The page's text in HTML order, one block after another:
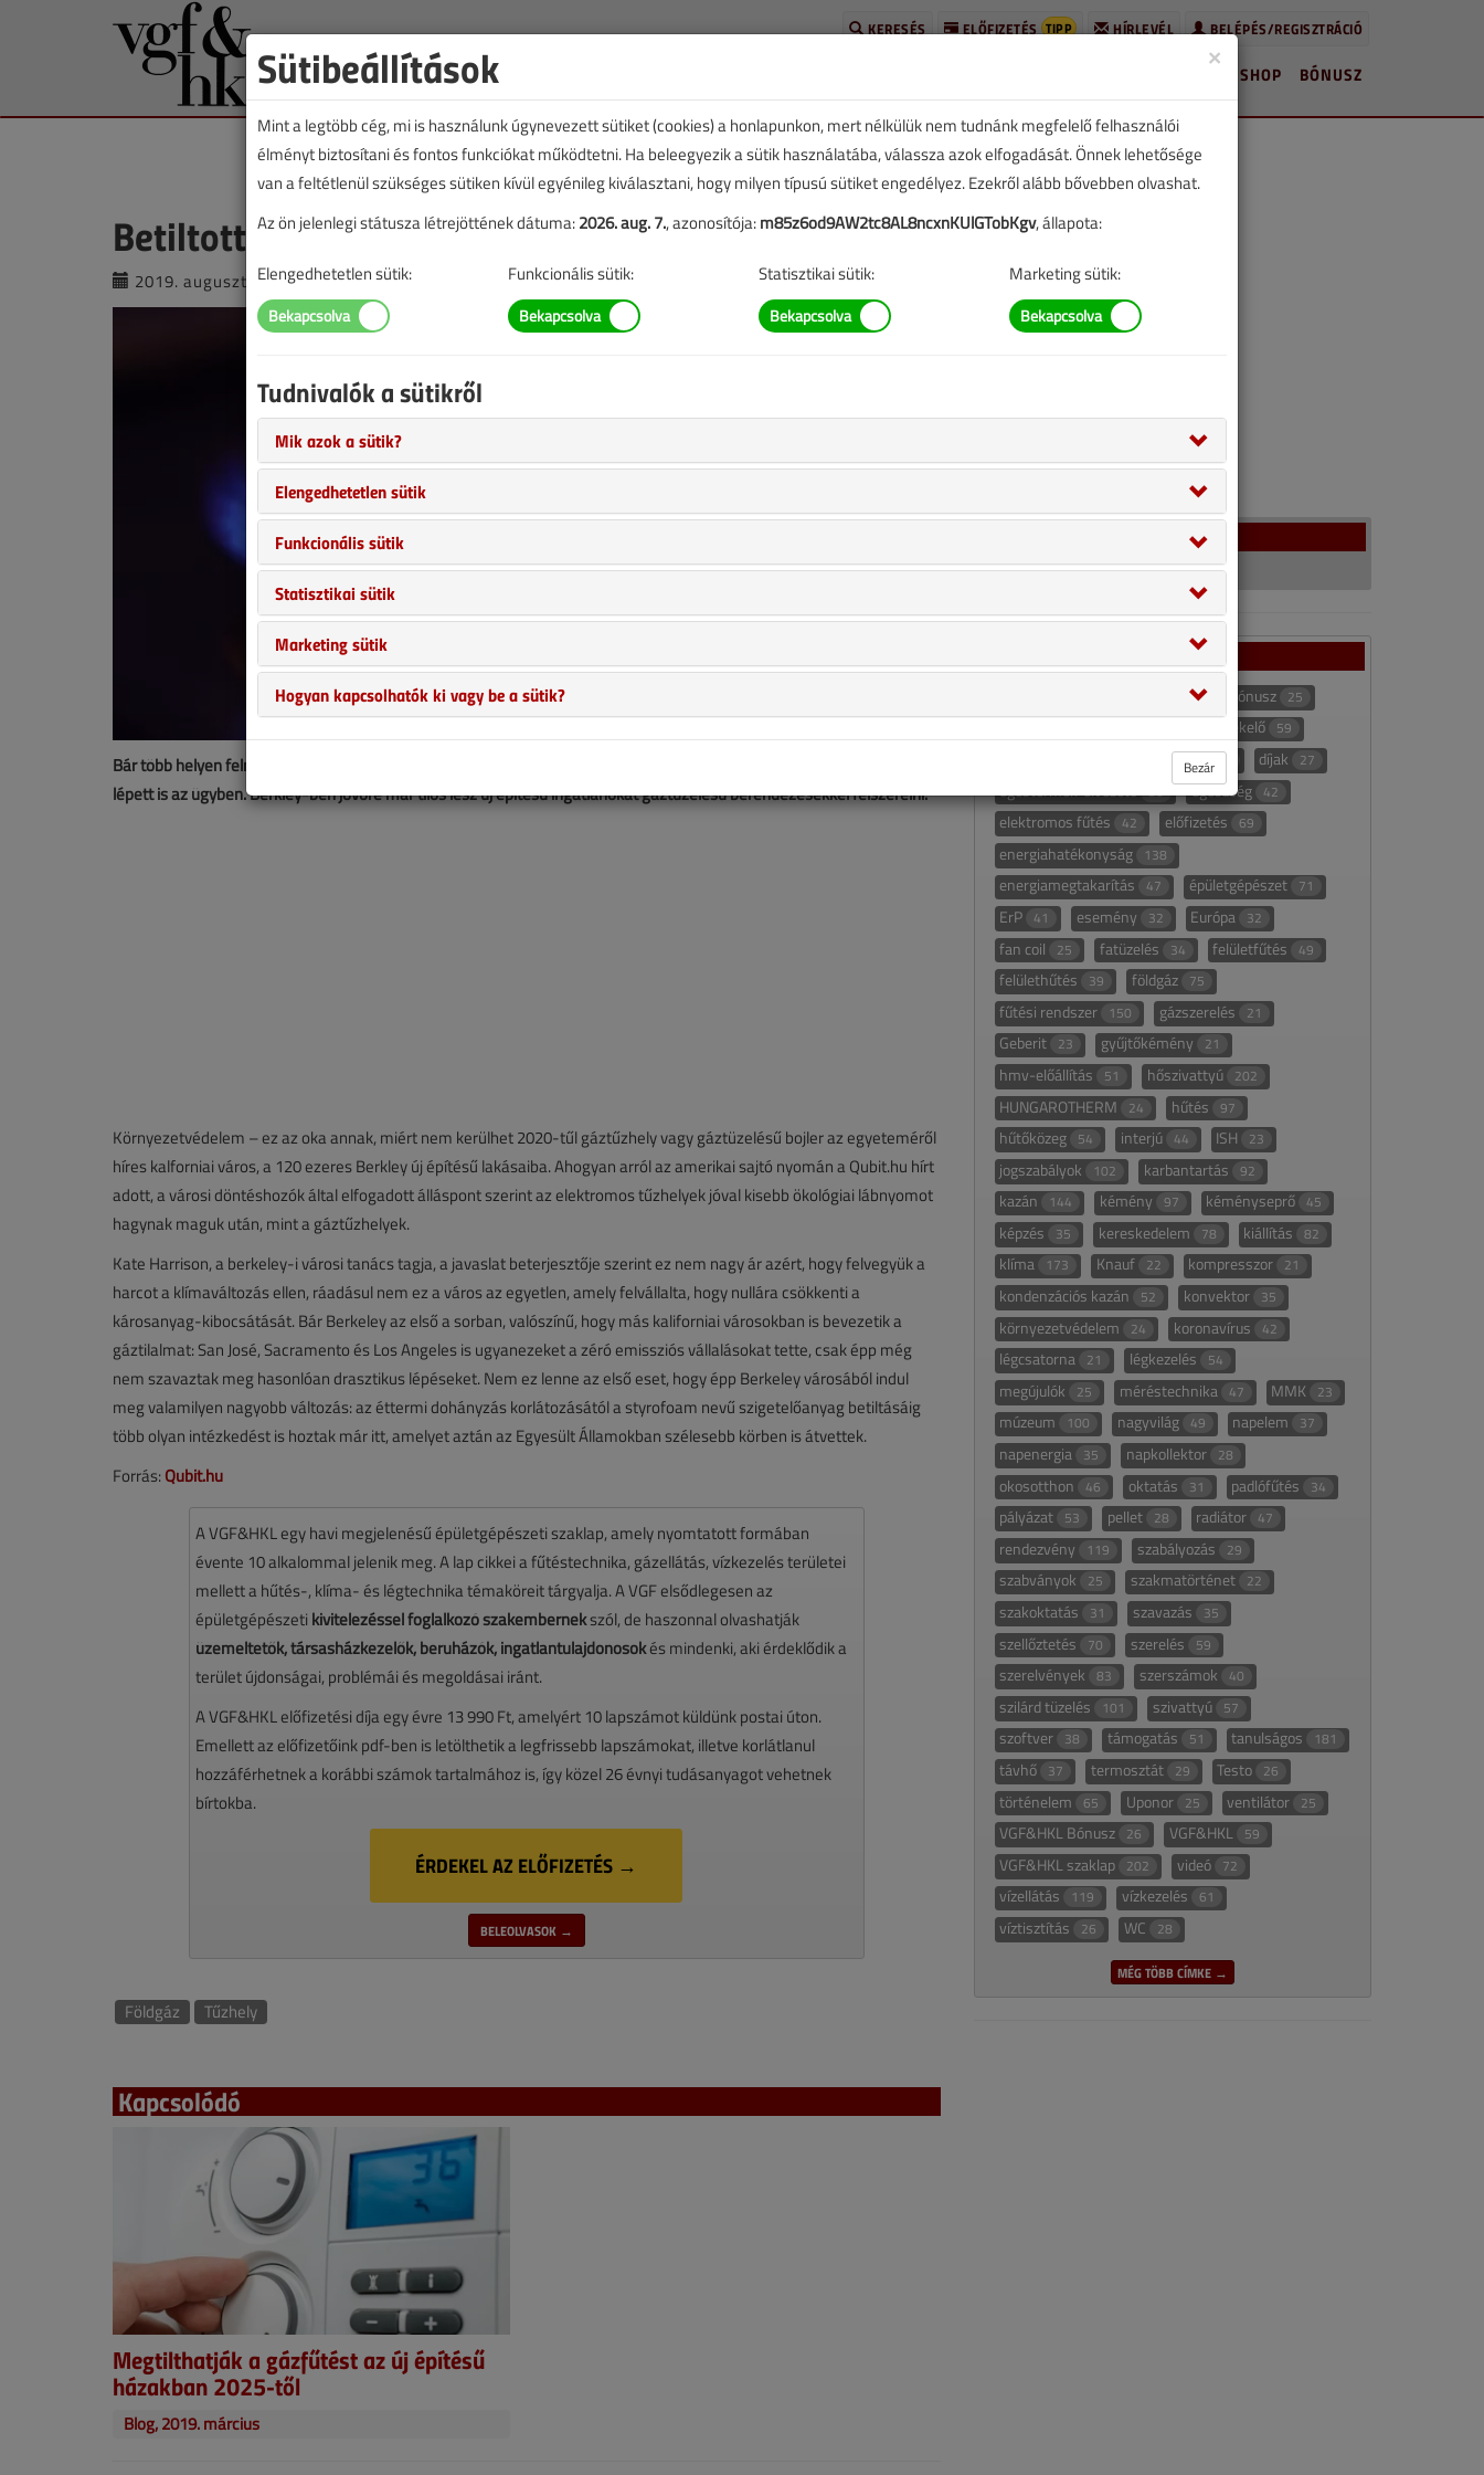
BELÉPÉS/REGISZTRÁCIÓ
HÍRLEVÉL
ELŐFIZETÉS TIPP
KERESÉS
BÓNUSZ
SHOP
Betiltották a gáztűzhelyeket Berkley-ben
2019. augusztus 7. | VGF&HKL online | 3284 |
Bár több helyen felmerült már ötlet szintjén a gázkészülékek betiltása, egy kaliforniai város az első, amely valóban
lépett is az ügyben. Berkley-ben jövőre már tilos lesz új építésű ingatlanokat gáztüzelésű berendezésekkel felszerelni.
Környezetvédelem – ez az oka annak, miért nem kerülhet 2020-tűl gáztűzhely vagy gáztüzelésű bojler az egyeteméről
híres kalforniai város, a 120 ezeres Berkley új építésű lakásaiba. Ahogyan arról az amerikai sajtó nyomán a Qubit.hu hírt
adott, a városi döntéshozók által elfogadott álláspont szerint az elektromos tűzhelyek jóval kisebb ökológiai lábnyomot
hagynak maguk után, mint a gáztűzhelyek.
Kate Harrison, a berkeley-i városi tanács tagja, a javaslat beterjesztője szerint ez nem nagy ár azért, hogy felvegyük a
harcot a klímaváltozás ellen, ráadásul nem ez a város az egyetlen, amely felvállalta, hogy nullára csökkenti a
károsanyag-kibocsátását. Bár Berkeley az első a sorban, valószínű, hogy más kaliforniai városokban is bevezetik a
gáztilalmat: San José, Sacramento és Los Angeles is ugyanezeket a zéró emissziós vállalásokat tette, csak épp még
nem szavaztak meg hasonlóan drasztikus lépéseket. Nem ez lenne az első eset, hogy épp Berkeley városából indul
meg valamilyen nagyobb változás: az éttermi dohányzás korlátozásától a styrofoam nevű szigetelőanyag betiltásáig
több olyan intézkedést is hoztak már itt, amelyet aztán az Egyesült Államokban szélesebb körben is átvettek.
Forrás:Qubit.hu
A VGF&HKL egy havi megjelenésű épületgépészeti szaklap, amely nyomtatott formában
évente 10 alkalommal jelenik meg. A lap cikkei a fűtéstechnika, gázellátás, vízkezelés területei
mellett a hűtés-, klíma- és légtechnika témaköreit tárgyalja. A VGF elsődlegesen az
épületgépészeti kivitelezéssel foglalkozó szakembernekszól, de haszonnal olvashatják
üzemeltetők, társasházkezelők, beruházók, ingatlantulajdonosokés mindenki, aki érdeklődik a
terület újdonságai, problémái és megoldásai iránt.
A VGF&HKL előfizetési díja egy évre 13 990 Ft, amelyért 10 lapszámot küldünk postai úton.
Emellett az előfizetőink pdf-ben is letölthetik a legfrissebb lapszámokat, illetve korlátlanul
hozzáférhetnek a korábbi számok tartalmához is, így közel 26 évnyi tudásanyagot vehetnek
bírtokba.
ÉRDEKEL AZ ELŐFIZETÉS →
BELEOLVASOK →
Földgáz Tűzhely
Kapcsolódó
Megtilthatják a gázfűtést az új építésű
házakban 2025-től
Blog, 2019. március
Címkék
90 bónusz 25
CO-érzékelő 59
csatorna 22 díjak 27
50 egészség 42
elektromos fűtés 42 előfizetés 69
energiahatékonyság 138
energiamegtakarítás 47 épületgépészet 71
ErP 41 esemény 32 Európa 32
fan coil 25 fatüzelés 34 felületfűtés 49
felülethűtés 39 földgáz 75
fűtési rendszer 150 gázszerelés 21
Geberit 23 gyűjtőkémény 21
hmv-előállítás 51 hőszivattyú 202
HUNGAROTHERM 24 hűtés 97
hűtőközeg 54 interjú 44 ISH 23
jogszabályok 102 karbantartás 92
kazán 144 kémény 97 kéményseprő 45
képzés 35 kereskedelem 78 kiállítás 82
klíma 173 Knauf 22 kompresszor 21
kondenzációs kazán 52 konvektor 35
környezetvédelem 24 koronavírus 42
légcsatorna 21 légkezelés 54
megújulók 25 méréstechnika 47 MMK 23
múzeum 100 nagyvilág 49 napelem 37
napenergia 35 napkollektor 28
okosotthon 46 oktatás 31 padlófűtés 34
pályázat 53 pellet 28 radiátor 47
rendezvény 119 szabályozás 29
szabványok 25 szakmatörténet 22
szakoktatás 31 szavazás 35
szellőztetés 70 szerelés 59
szerelvények 83 szerszámok 40
szilárd tüzelés 101 szivattyú 57
szoftver 38 támogatás 51 tanulságos 181
távhő 37 termosztát 29 Testo 26
történelem 65 Uponor 25 ventilátor 25
VGF&HKL Bónusz 26 VGF&HKL 59
VGF&HKL szaklap 202 videó 72
vízellátás 119 vízkezelés 61
víztisztítás 26 WC 28
MÉG TÖBB CÍMKE →
×
Sütibeállítások
Mint a legtöbb cég, mi is használunk úgynevezett sütiket (cookies) a honlapunkon, mert nélkülük nem tudnánk megfelelő felhasználói
élményt biztosítani és fontos funkciókat működtetni. Ha beleegyezik a sütik használatába, válassza azok elfogadását. Önnek lehetősége
van a feltétlenül szükséges sütiken kívül egyénileg kiválasztani, hogy milyen típusú sütiket engedélyez. Ezekről alább bővebben olvashat.
Az ön jelenlegi státusza létrejöttének dátuma:2026. aug. 7., azonosítója:m85z6od9AW2tc8AL8ncxnKUlGTobKgv, állapota:
Elengedhetetlen sütik: Funkcionális sütik: Statisztikai sütik: Marketing sütik:
Tudnivalók a sütikről
Mik azok a sütik?
Elengedhetetlen sütik
Funkcionális sütik
Statisztikai sütik
Marketing sütik
Hogyan kapcsolhatók ki vagy be a sütik?
Bezár